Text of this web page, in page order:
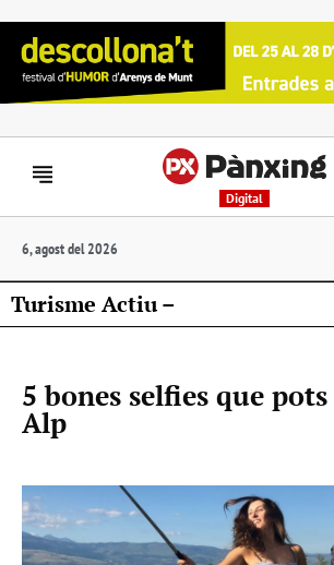
Digital
6, agost del 2026
Turisme Actiu –
5 bones selfies que
Alp